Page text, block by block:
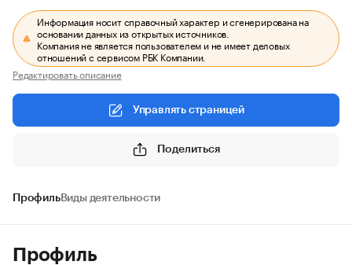
Информация носит справочный характер и сгенерирована на
основании данных из открытых источников.
Компания не является пользователем и не имеет деловых
отношений с сервисом РБК Компании.
Редактировать описание
Управлять страницей
Поделиться
ПрофильВиды деятельности
Профиль